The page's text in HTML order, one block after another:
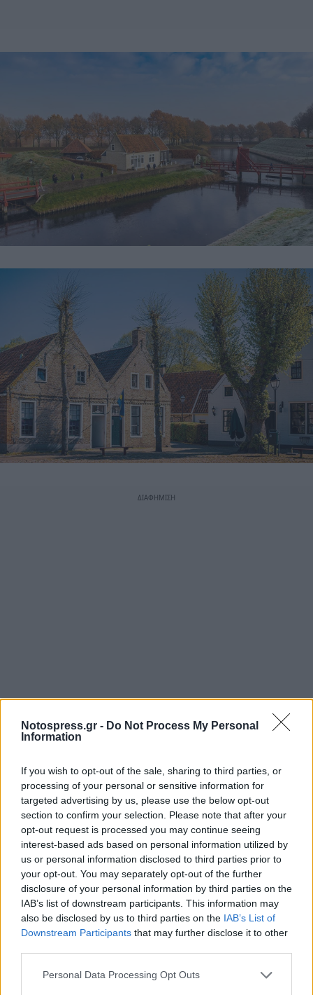
Notospress.gr - Do Not Process My Personal
Information
If you wish to opt-out of the sale, sharing to third parties, or
processing of your personal or sensitive information for
targeted advertising by us, please use the below opt-out
section to confirm your selection. Please note that after your
opt-out request is processed you may continue seeing
interest-based ads based on personal information utilized by
us or personal information disclosed to third parties prior to
your opt-out. You may separately opt-out of the further
disclosure of your personal information by third parties on the
IAB’s list of downstream participants. This information may
also be disclosed by us to third parties on the IAB’s List of
Downstream Participants that may further disclose it to other
Personal Data Processing Opt Outs